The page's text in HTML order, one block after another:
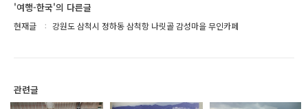
'여행-한국'의 다른글
현재글 강원도 삼척시 정하동 삼척항 나릿골 감성마을 무인카페
관련글